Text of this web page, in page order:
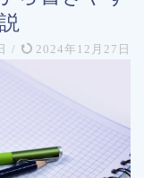
/ 2024年12月27日